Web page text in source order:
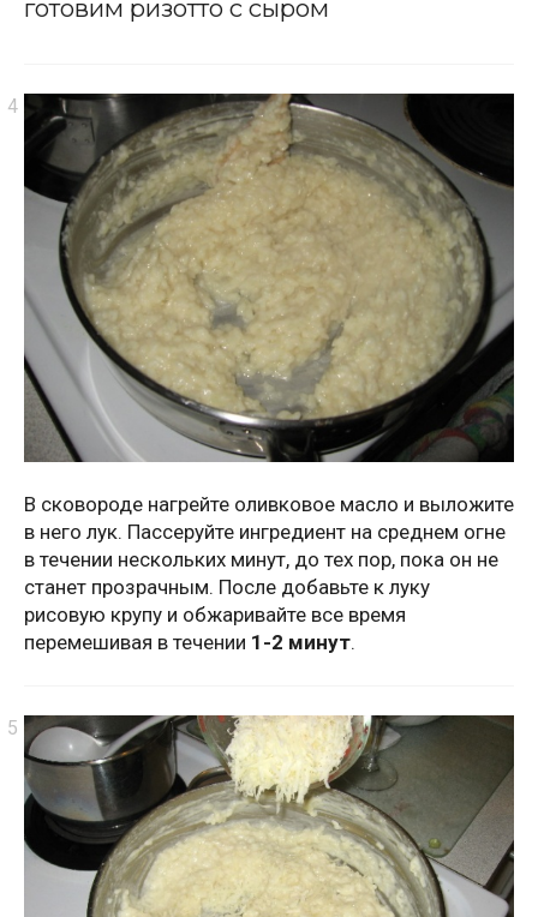
готовим ризотто с сыром
В сковороде нагрейте оливковое масло и выложите
в него лук. Пассеруйте ингредиент на среднем огне
в течении нескольких минут, до тех пор, пока он не
станет прозрачным. После добавьте к луку
рисовую крупу и обжаривайте все время
перемешивая в течении 1-2 минут.